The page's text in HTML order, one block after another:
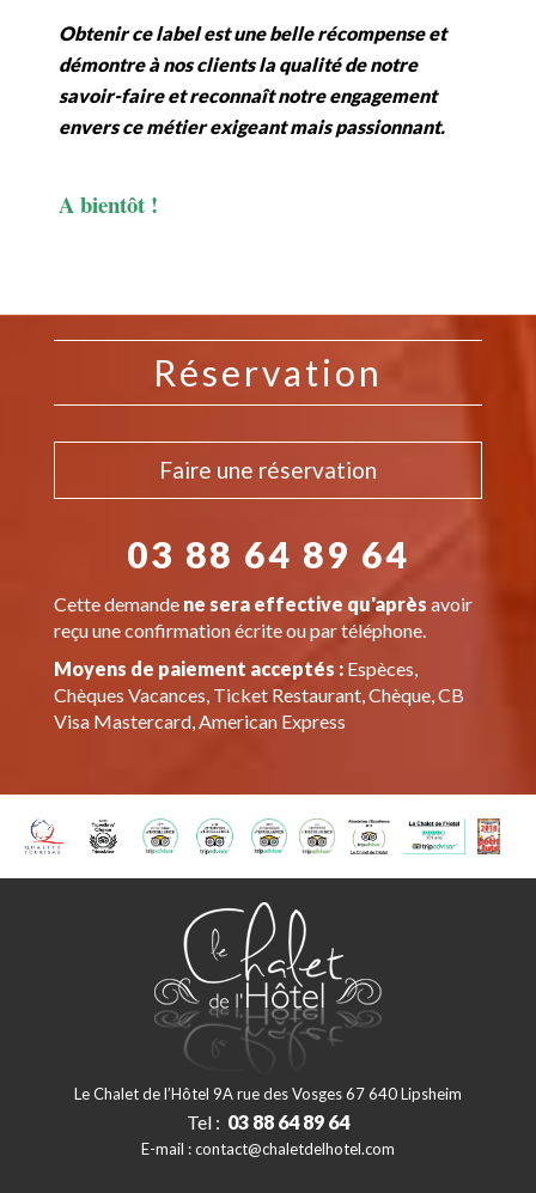
Obtenir ce label est une belle récompense et
démontre à nos clients la qualité de notre
savoir-faire et reconnaît notre engagement
envers ce métier exigeant mais passionnant.
A bientôt !
Réservation
Faire une réservation
03 88 64 89 64
Cette demande ne sera effective qu'après avoir
reçu une confirmation écrite ou par téléphone.
Moyens de paiement acceptés :Espèces,
Chèques Vacances, Ticket Restaurant, Chèque, CB
Visa Mastercard, American Express
Le Chalet de l’Hôtel 9A rue des Vosges 67 640 Lipsheim
Tel : 03 88 64 89 64
E-mail :contact@chaletdelhotel.com